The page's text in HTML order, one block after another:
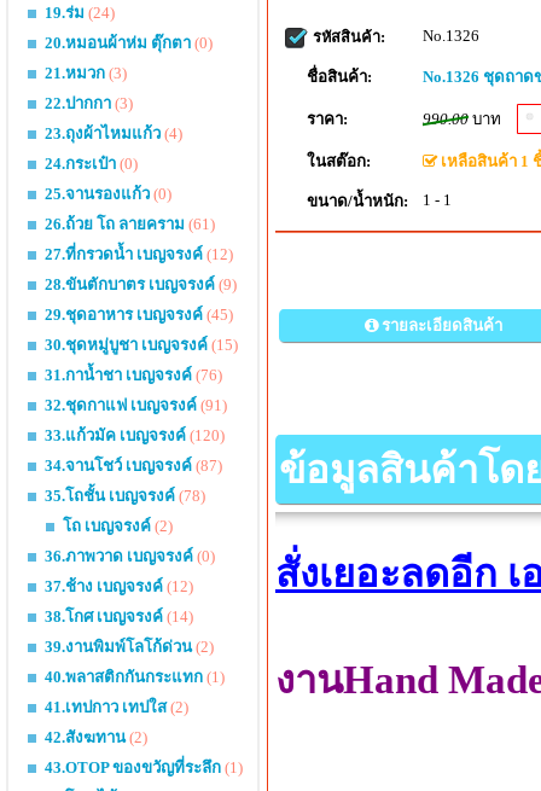
19.ร่ม (24)
20.หมอนผ้าห่ม ตุ๊กตา (0)
21.หมวก (3)
22.ปากกา (3)
23.ถุงผ้าไหมแก้ว (4)
24.กระเป๋า (0)
25.จานรองแก้ว (0)
26.ถ้วย โถ ลายคราม (61)
27.ที่กรวดน้ำ เบญจรงค์ (12)
28.ขันตักบาตร เบญจรงค์ (9)
29.ชุดอาหาร เบญจรงค์ (45)
30.ชุดหมู่บูชา เบญจรงค์ (15)
31.กาน้ำชา เบญจรงค์ (76)
32.ชุดกาแฟ เบญจรงค์ (91)
33.แก้วมัค เบญจรงค์ (120)
34.จานโชว์ เบญจรงค์ (87)
35.โถชั้น เบญจรงค์ (78)
โถ เบญจรงค์ (2)
36.ภาพวาด เบญจรงค์ (0)
37.ช้าง เบญจรงค์ (12)
38.โกศ เบญจรงค์ (14)
39.งานพิมพ์โลโก้ด่วน(2)
40.พลาสติกกันกระแทก (1)
41.เทปกาว เทปใส(2)
42.สังฆทาน(2)
43.OTOP ของขวัญที่ระลึก (1)
รหัสสินค้า: No.1326
ชื่อสินค้า: No.1326 ชุดถา
ราคา: 990.00 บาท
ในสต๊อก: เหลือสินค้า 1
ขนาด/น้ำหนัก: 1 - 1
รายละเอียดสินค้า
ข้อมูลสินค้าโด
สั่งเยอะลดอีก เ
งานHand